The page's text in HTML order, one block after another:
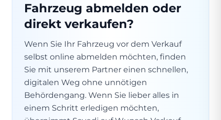
Fahrzeug abmelden oder
direkt verkaufen?
Wenn Sie Ihr Fahrzeug vor dem Verkauf
selbst online abmelden möchten, finden
Sie mit unserem Partner einen schnellen,
digitalen Weg ohne unnötigen
Behördengang. Wenn Sie lieber alles in
einem Schritt erledigen möchten,